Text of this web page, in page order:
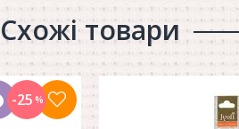
Схожі товари
-25 %